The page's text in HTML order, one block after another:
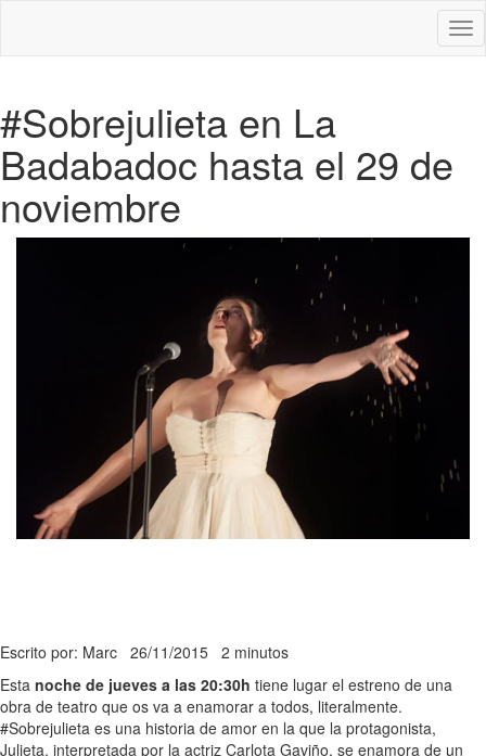
#Sobrejulieta en La
Badabadoc hasta el 29 de
noviembre
Escrito por: Marc 26/11/2015 2 minutos
Esta noche de jueves a las 20:30h tiene lugar el estreno de una
obra de teatro que os va a enamorar a todos, literalmente.
#Sobrejulieta es una historia de amor en la que la protagonista,
Julieta, interpretada por la actriz Carlota Gaviño, se enamora de un